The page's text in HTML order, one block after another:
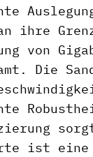
ihre
von
Die
sorgt
ist